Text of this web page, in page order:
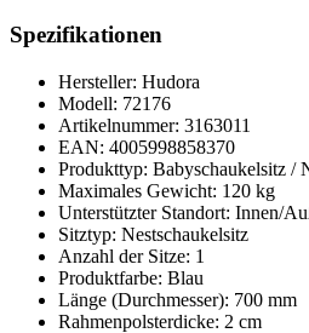
Spezifikationen
Hersteller: Hudora
Modell: 72176
Artikelnummer: 3163011
EAN: 4005998858370
Produkttyp: Babyschaukelsitz /
Maximales Gewicht: 120 kg
Unterstützter Standort: Innen/
Sitztyp: Nestschaukelsitz
Anzahl der Sitze: 1
Produktfarbe: Blau
Länge (Durchmesser): 700 mm
Rahmenpolsterdicke: 2 cm